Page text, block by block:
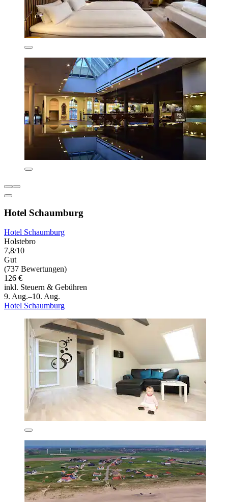
Hotel Schaumburg
Hotel Schaumburg
Holstebro
7,8/10
Gut
(737 Bewertungen)
126 €
inkl. Steuern & Gebühren
9. Aug.–10. Aug.
Hotel Schaumburg